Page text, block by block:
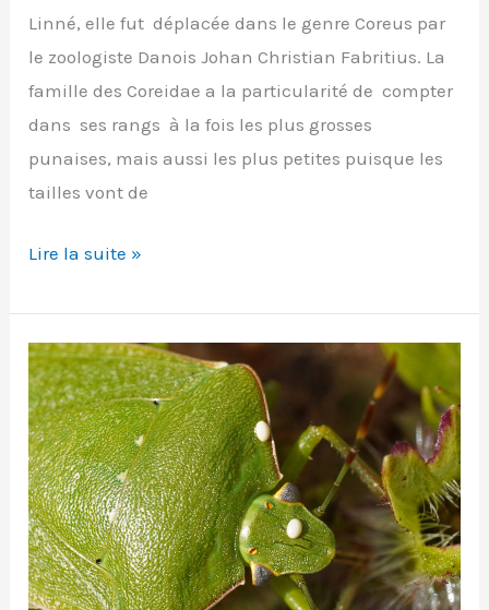
Linné, elle fut déplacée dans le genre Coreus par
le zoologiste Danois Johan Christian Fabritius. La
famille des Coreidae a la particularité de compter
dans ses rangs à la fois les plus grosses
punaises, mais aussi les plus petites puisque les
tailles vont de
Corée
(coreus
marginatus)
Lire la suite »